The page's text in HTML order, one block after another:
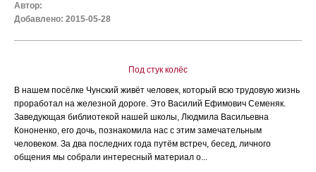
Автор:
Добавлено: 2015-05-28
Под стук колёс
В нашем посёлке Чунский живёт человек, который всю трудовую жизнь
проработал на железной дороге. Это Василий Ефимович Семеняк.
Заведующая библиотекой нашей школы, Людмила Васильевна
Кононенко, его дочь, познакомила нас с этим замечательным
человеком. За два последних года путём встреч, бесед, личного
общения мы собрали интересный материал о...